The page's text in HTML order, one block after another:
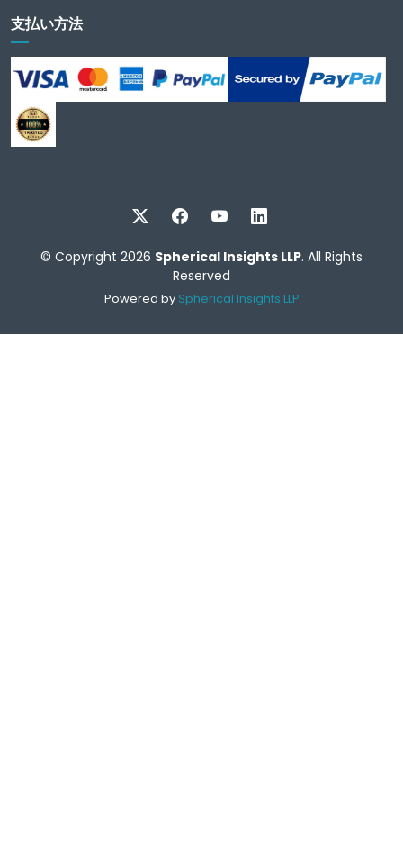
支払い方法
© Copyright 2026 Spherical Insights LLP. All Rights
Reserved
Powered by Spherical Insights LLP